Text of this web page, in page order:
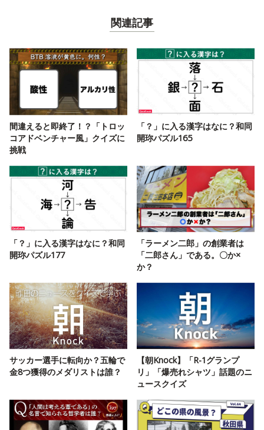
関連記事
間違えると即終了！？「トロッ
コアドベンチャー風」クイズに
挑戦
「？」に入る漢字はなに？和同
開珎パズル165
「？」に入る漢字はなに？和同
開珎パズル177
「ラーメン二郎」の創業者は
「二郎さん」である。〇か×
か？
サッカー選手に転向か？五輪で
金8つ獲得のメダリストは誰？
【朝Knock】「R-1グランプ
リ」「爆売れシャツ」話題のニ
ュースクイズ